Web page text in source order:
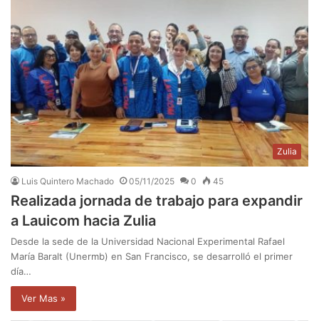
Zulia
Luis Quintero Machado 05/11/2025 0 45
Realizada jornada de trabajo para expandir
a Lauicom hacia Zulia
Desde la sede de la Universidad Nacional Experimental Rafael
María Baralt (Unermb) en San Francisco, se desarrolló el primer
día…
Ver Mas »